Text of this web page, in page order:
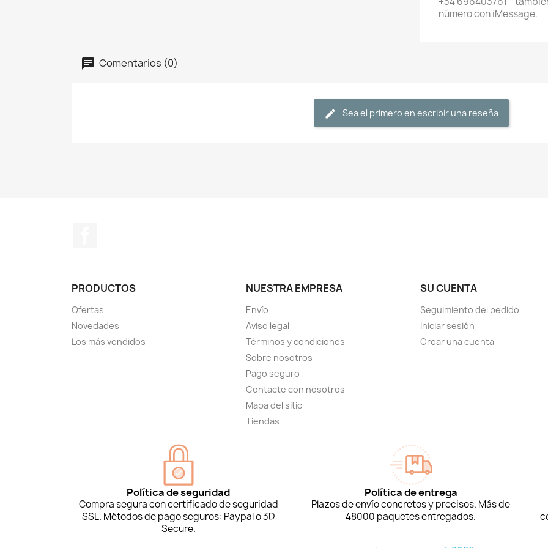
número con iMessage.
Comentarios (0)
Sea el primero en escribir una reseña
PRODUCTOS
Ofertas
Novedades
Los más vendidos
NUESTRA EMPRESA
Envío
Aviso legal
Términos y condiciones
Sobre nosotros
Pago seguro
Contacte con nosotros
Mapa del sitio
Tiendas
SU CUENTA
Seguimiento del pedido
Iniciar sesión
Crear una cuenta
Política de seguridad
Compra segura con certificado de seguridad
SSL. Métodos de pago seguros: Paypal o 3D
Secure.
Política de entrega
Plazos de envío concretos y precisos. Más de
48000 paquetes entregados.